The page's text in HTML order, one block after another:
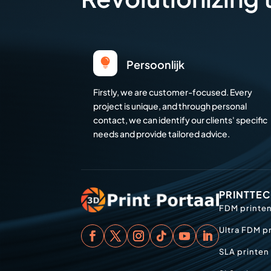
 Persoonlijk
Firstly, we are customer-focused. Every
project is unique, and through personal
contact, we can identify our clients' specific
needs and provide tailored advice.
FDM printen
Ultra FDM
SLA printen